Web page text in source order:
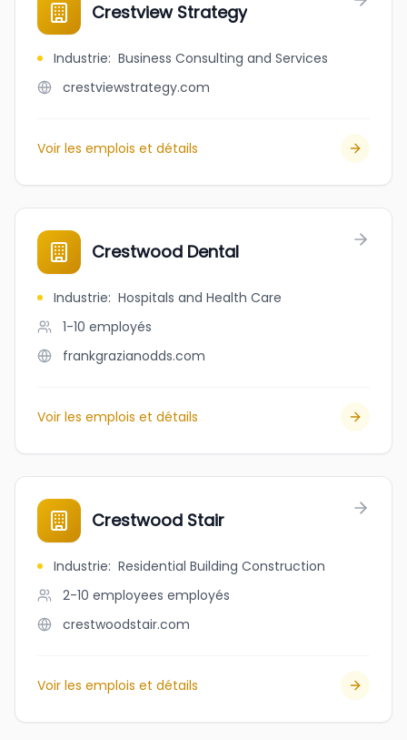
Crestview Strategy
Industrie: Business Consulting and Services
crestviewstrategy.com
Voir les emplois et détails
Crestwood Dental
Industrie: Hospitals and Health Care
1-10 employés
frankgrazianodds.com
Voir les emplois et détails
Crestwood Stair
Industrie: Residential Building Construction
2-10 employees employés
crestwoodstair.com
Voir les emplois et détails